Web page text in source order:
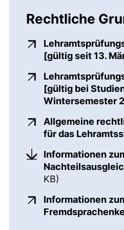
Rechtliche
[gültig seit 13.
[gültig bei
Wintersemester
Allgemeine
für das
Informationen
KB)
Informationen